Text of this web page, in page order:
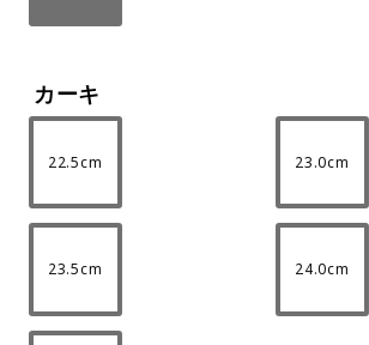
カーキ
22.5cm 23.0cm
23.5cm 24.0cm